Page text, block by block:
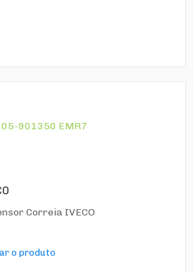
Correia IVECO
o produto